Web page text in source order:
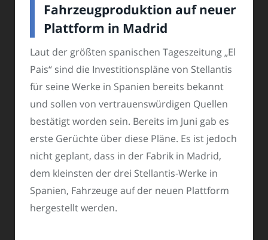
Fahrzeugproduktion auf neuer
Plattform in Madrid
Laut der größten spanischen Tageszeitung „El
Pais“ sind die Investitionspläne von Stellantis
für seine Werke in Spanien bereits bekannt
und sollen von vertrauenswürdigen Quellen
bestätigt worden sein. Bereits im Juni gab es
erste Gerüchte über diese Pläne. Es ist jedoch
nicht geplant, dass in der Fabrik in Madrid,
dem kleinsten der drei Stellantis-Werke in
Spanien, Fahrzeuge auf der neuen Plattform
hergestellt werden.